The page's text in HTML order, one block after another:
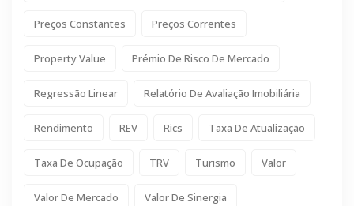
Preços Constantes Preços Correntes
Property Value Prémio De Risco De Mercado
Regressão Linear Relatório De Avaliação Imobiliária
Rendimento REV Rics Taxa De Atualização
Taxa De Ocupação TRV Turismo Valor
Valor De Mercado Valor De Sinergia